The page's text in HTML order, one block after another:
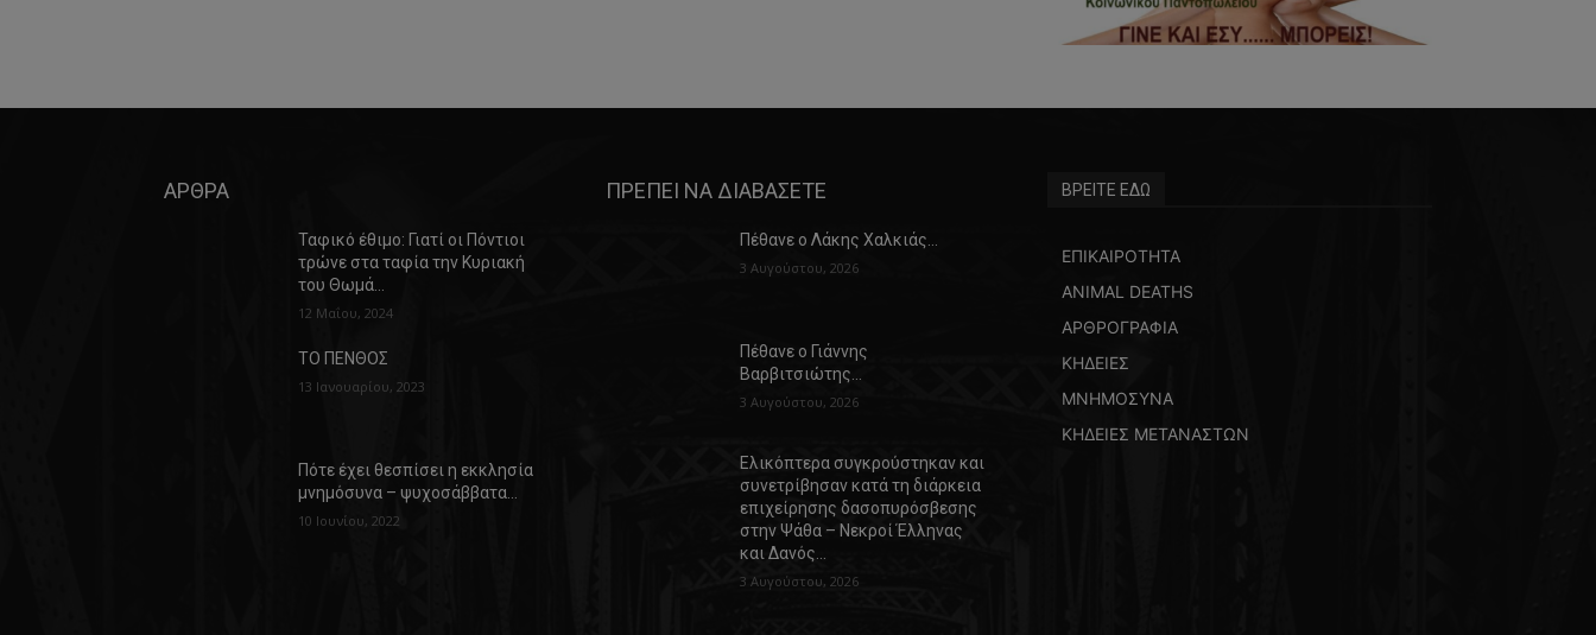
ΑΡΘΡΑ
Ταφικό έθιμο: Γιατί οι Πόντιοι
τρώνε στα ταφία την Κυριακή
του Θωμά…
12 Μαΐου, 2024
ΤΟ ΠΕΝΘΟΣ
13 Ιανουαρίου, 2023
Πότε έχει θεσπίσει η εκκλησία
μνημόσυνα – ψυχοσάββατα…
10 Ιουνίου, 2022
ΠΡΕΠΕΙ ΝΑ ΔΙΑΒΑΣΕΤΕ
Πέθανε ο Λάκης Χαλκιάς…
3 Αυγούστου, 2026
Πέθανε ο Γιάννης
Βαρβιτσιώτης…
3 Αυγούστου, 2026
Ελικόπτερα συγκρούστηκαν και
συνετρίβησαν κατά τη διάρκεια
επιχείρησης δασοπυρόσβεσης
στην Ψάθα – Νεκροί Έλληνας
και Δανός…
3 Αυγούστου, 2026
ΒΡΕΙΤΕ ΕΔΩ
ΕΠΙΚΑΙΡΟΤΗΤΑ
ANIMAL DEATHS
ΑΡΘΡΟΓΡΑΦΙΑ
ΚΗΔΕΙΕΣ
ΜΝΗΜΟΣΥΝΑ
ΚΗΔΕΙΕΣ ΜΕΤΑΝΑΣΤΩΝ